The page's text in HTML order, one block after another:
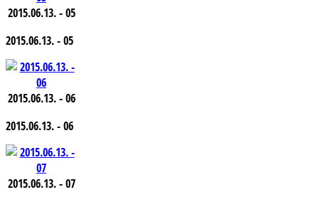
2015.06.13. - 05
2015.06.13. - 05
2015.06.13. - 06
2015.06.13. - 06
2015.06.13. - 07